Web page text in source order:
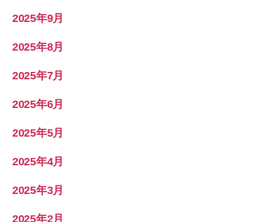
2025年9月
2025年8月
2025年7月
2025年6月
2025年5月
2025年4月
2025年3月
2025年2月